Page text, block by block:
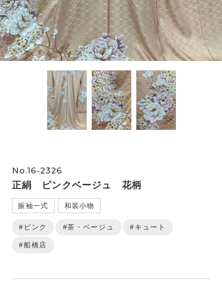
No.16-2326
正絹 ピンクベージュ 花柄
振袖一式 和装小物
#ピンク #茶・ベージュ #キュート
#船橋店